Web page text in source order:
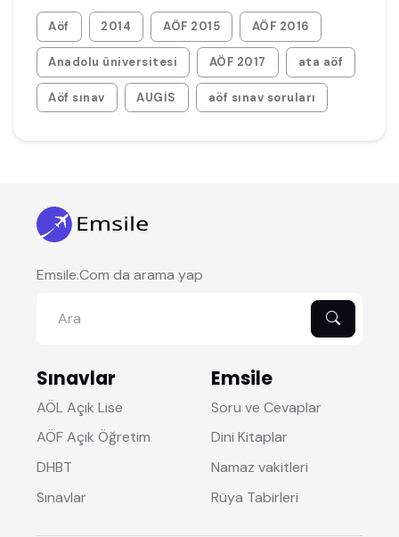
Aöf 2014 AÖF 2015 AÖF 2016
Anadolu üniversitesi AÖF 2017 ata aöf
Aöf sınav AUGİS aöf sınav soruları
Emsile.Com da arama yap
Sınavlar
AÖL Açık Lise
AÖF Açık Öğretim
DHBT
Sınavlar
Emsile
Soru ve Cevaplar
Dini Kitaplar
Namaz vakitleri
Rüya Tabirleri